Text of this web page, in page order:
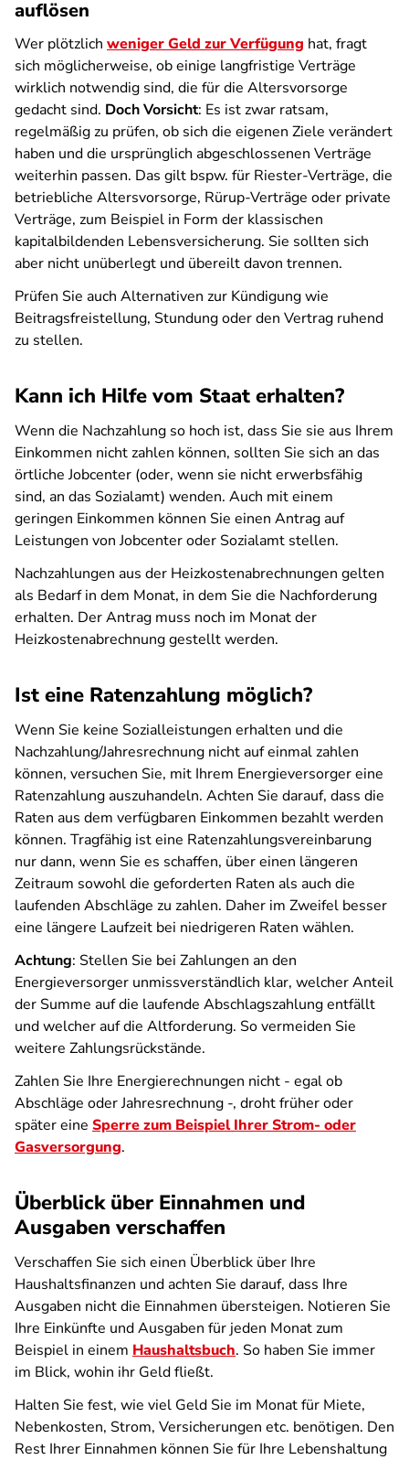
auflösen
Wer plötzlich weniger Geld zur Verfügung hat, fragt
sich möglicherweise, ob einige langfristige Verträge
wirklich notwendig sind, die für die Altersvorsorge
gedacht sind. Doch Vorsicht: Es ist zwar ratsam,
regelmäßig zu prüfen, ob sich die eigenen Ziele verändert
haben und die ursprünglich abgeschlossenen Verträge
weiterhin passen. Das gilt bspw. für Riester-Verträge, die
betriebliche Altersvorsorge, Rürup-Verträge oder private
Verträge, zum Beispiel in Form der klassischen
kapitalbildenden Lebensversicherung. Sie sollten sich
aber nicht unüberlegt und übereilt davon trennen.
Prüfen Sie auch Alternativen zur Kündigung wie
Beitragsfreistellung, Stundung oder den Vertrag ruhend
zu stellen.
Kann ich Hilfe vom Staat erhalten?
Wenn die Nachzahlung so hoch ist, dass Sie sie aus Ihrem
Einkommen nicht zahlen können, sollten Sie sich an das
örtliche Jobcenter (oder, wenn sie nicht erwerbsfähig
sind, an das Sozialamt) wenden. Auch mit einem
geringen Einkommen können Sie einen Antrag auf
Leistungen von Jobcenter oder Sozialamt stellen.
Nachzahlungen aus der Heizkostenabrechnungen gelten
als Bedarf in dem Monat, in dem Sie die Nachforderung
erhalten. Der Antrag muss noch im Monat der
Heizkostenabrechnung gestellt werden.
Ist eine Ratenzahlung möglich?
Wenn Sie keine Sozialleistungen erhalten und die
Nachzahlung/Jahresrechnung nicht auf einmal zahlen
können, versuchen Sie, mit Ihrem Energieversorger eine
Ratenzahlung auszuhandeln. Achten Sie darauf, dass die
Raten aus dem verfügbaren Einkommen bezahlt werden
können. Tragfähig ist eine Ratenzahlungsvereinbarung
nur dann, wenn Sie es schaffen, über einen längeren
Zeitraum sowohl die geforderten Raten als auch die
laufenden Abschläge zu zahlen. Daher im Zweifel besser
eine längere Laufzeit bei niedrigeren Raten wählen.
Achtung: Stellen Sie bei Zahlungen an den
Energieversorger unmissverständlich klar, welcher Anteil
der Summe auf die laufende Abschlagszahlung entfällt
und welcher auf die Altforderung. So vermeiden Sie
weitere Zahlungsrückstände.
Zahlen Sie Ihre Energierechnungen nicht - egal ob
Abschläge oder Jahresrechnung -, droht früher oder
später eine Sperre zum Beispiel Ihrer Strom- oder
Gasversorgung.
Überblick über Einnahmen und
Ausgaben verschaffen
Verschaffen Sie sich einen Überblick über Ihre
Haushaltsfinanzen und achten Sie darauf, dass Ihre
Ausgaben nicht die Einnahmen übersteigen. Notieren Sie
Ihre Einkünfte und Ausgaben für jeden Monat zum
Beispiel in einem Haushaltsbuch. So haben Sie immer
im Blick, wohin ihr Geld fließt.
Halten Sie fest, wie viel Geld Sie im Monat für Miete,
Nebenkosten, Strom, Versicherungen etc. benötigen. Den
Rest Ihrer Einnahmen können Sie für Ihre Lebenshaltung